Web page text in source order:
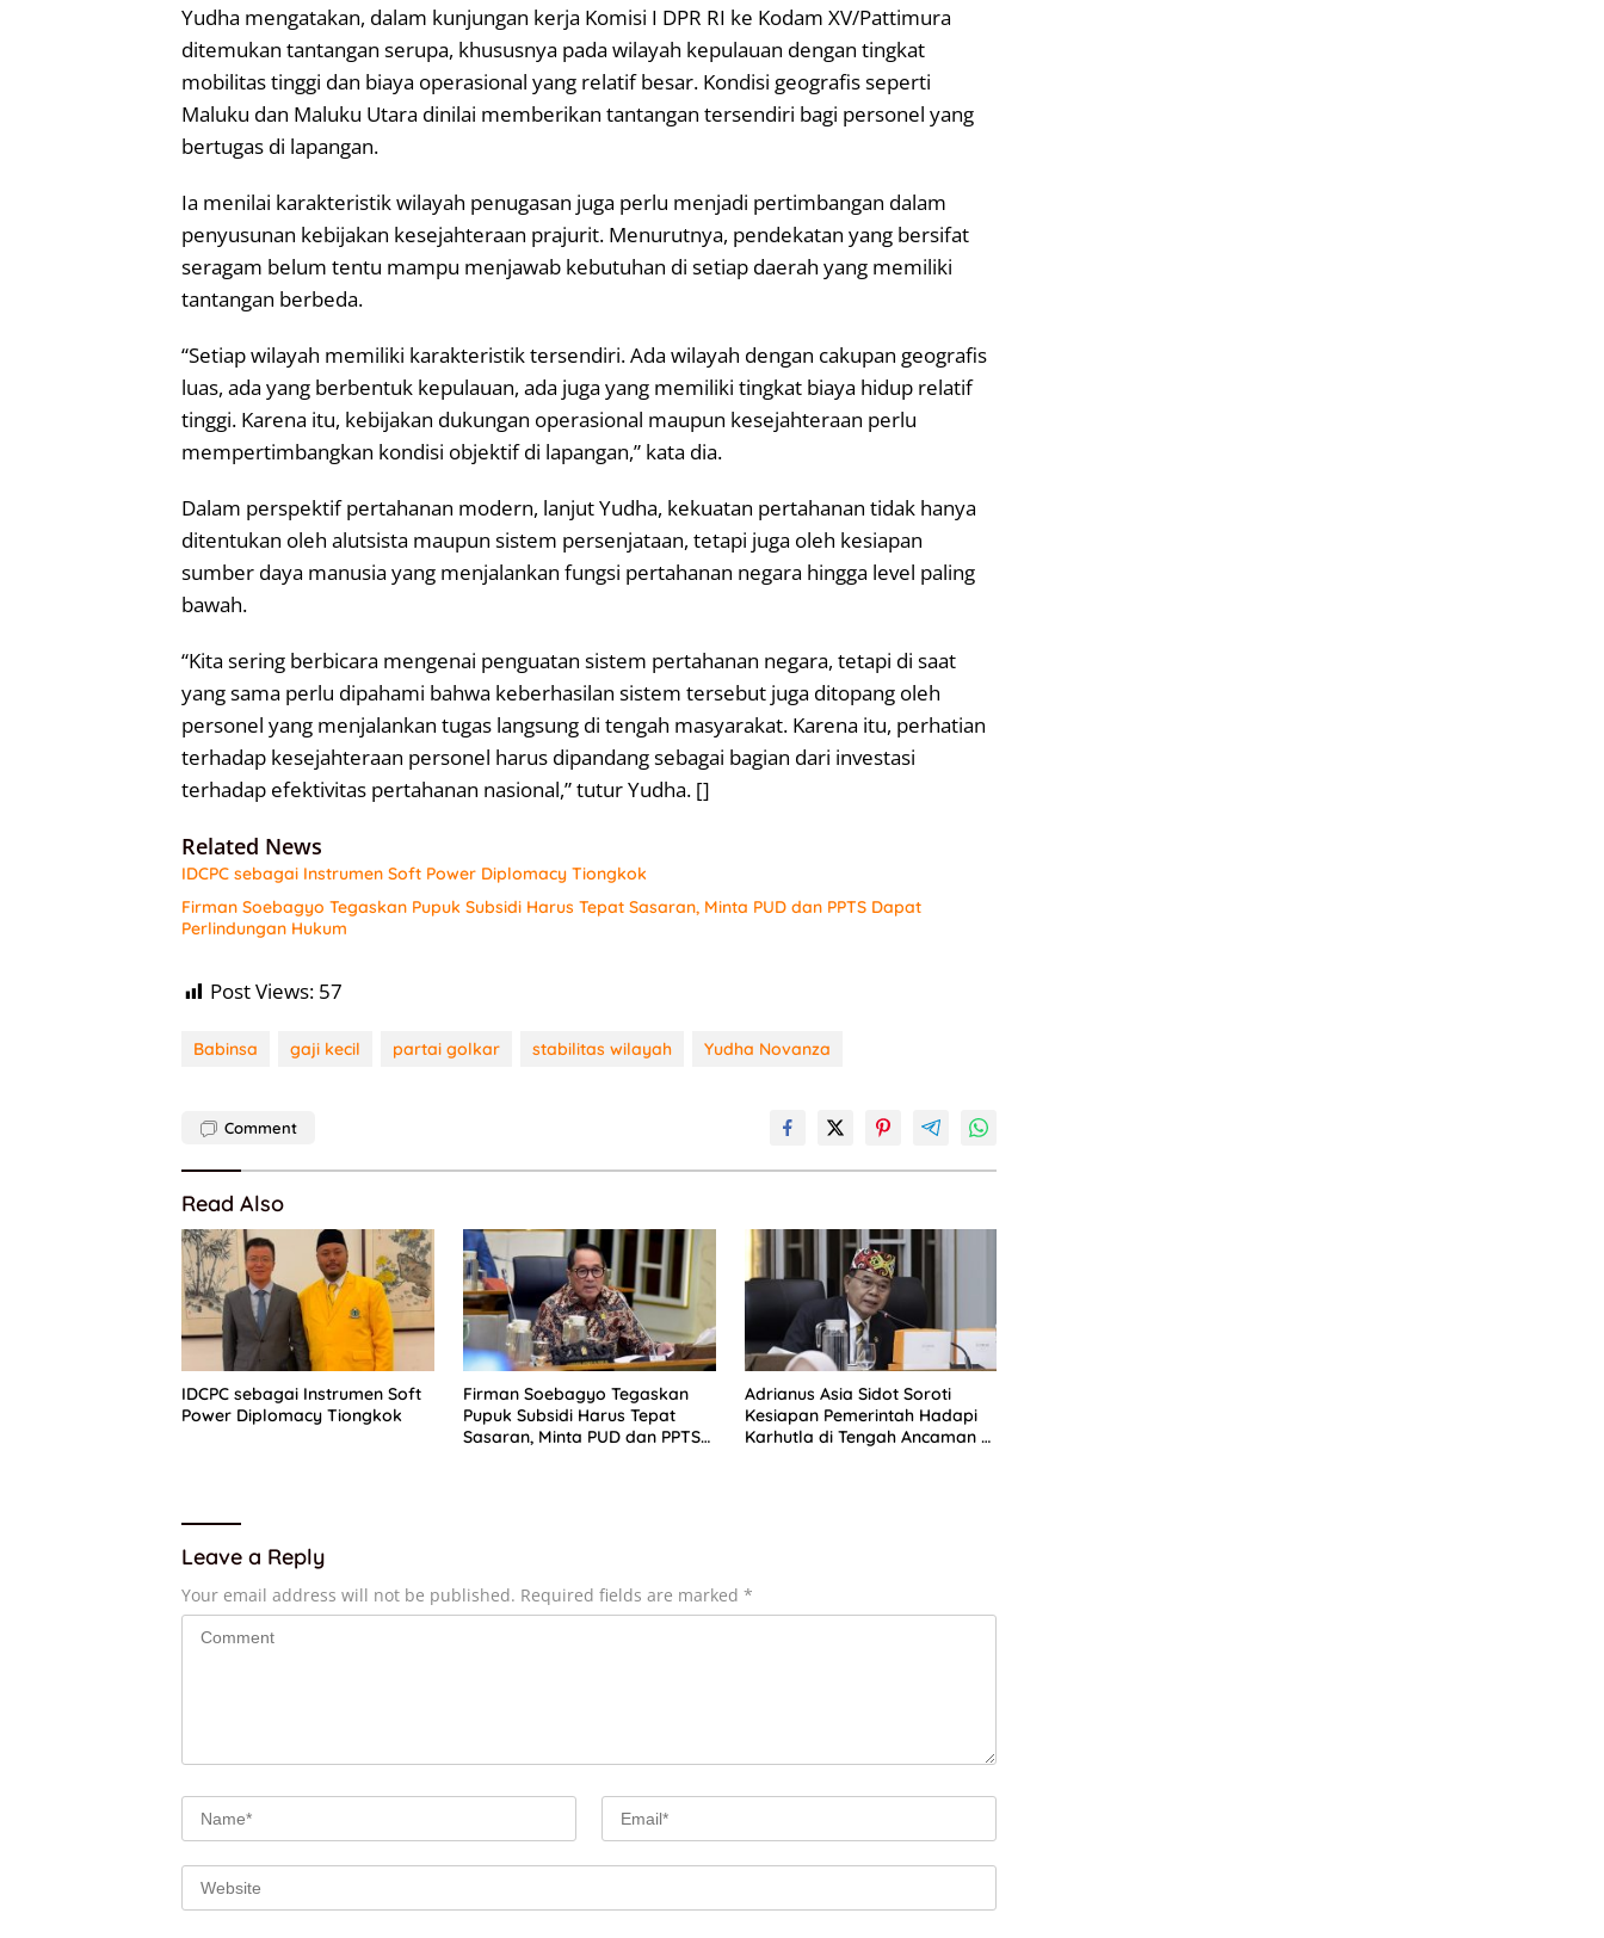
Yudha mengatakan, dalam kunjungan kerja Komisi I DPR RI ke Kodam XV/Pattimura
ditemukan tantangan serupa, khususnya pada wilayah kepulauan dengan tingkat
mobilitas tinggi dan biaya operasional yang relatif besar. Kondisi geografis seperti
Maluku dan Maluku Utara dinilai memberikan tantangan tersendiri bagi personel yang
bertugas di lapangan.
Ia menilai karakteristik wilayah penugasan juga perlu menjadi pertimbangan dalam
penyusunan kebijakan kesejahteraan prajurit. Menurutnya, pendekatan yang bersifat
seragam belum tentu mampu menjawab kebutuhan di setiap daerah yang memiliki
tantangan berbeda.
“Setiap wilayah memiliki karakteristik tersendiri. Ada wilayah dengan cakupan geografis
luas, ada yang berbentuk kepulauan, ada juga yang memiliki tingkat biaya hidup relatif
tinggi. Karena itu, kebijakan dukungan operasional maupun kesejahteraan perlu
mempertimbangkan kondisi objektif di lapangan,” kata dia.
Dalam perspektif pertahanan modern, lanjut Yudha, kekuatan pertahanan tidak hanya
ditentukan oleh alutsista maupun sistem persenjataan, tetapi juga oleh kesiapan
sumber daya manusia yang menjalankan fungsi pertahanan negara hingga level paling
bawah.
“Kita sering berbicara mengenai penguatan sistem pertahanan negara, tetapi di saat
yang sama perlu dipahami bahwa keberhasilan sistem tersebut juga ditopang oleh
personel yang menjalankan tugas langsung di tengah masyarakat. Karena itu, perhatian
terhadap kesejahteraan personel harus dipandang sebagai bagian dari investasi
terhadap efektivitas pertahanan nasional,” tutur Yudha. []
Related News
IDCPC sebagai Instrumen Soft Power Diplomacy Tiongkok
Firman Soebagyo Tegaskan Pupuk Subsidi Harus Tepat Sasaran, Minta PUD dan PPTS Dapat
Perlindungan Hukum
Post Views: 57
Babinsa gaji kecil partai golkar stabilitas wilayah Yudha Novanza
Comment
Read Also
IDCPC sebagai Instrumen Soft
Power Diplomacy Tiongkok
Firman Soebagyo Tegaskan
Pupuk Subsidi Harus Tepat
Sasaran, Minta PUD dan PPTS
Adrianus Asia Sidot Soroti
Kesiapan Pemerintah Hadapi
Karhutla di Tengah Ancaman El
Leave a Reply
Your email address will not be published. Required fields are marked *